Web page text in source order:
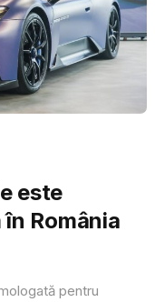
este
România
pentru